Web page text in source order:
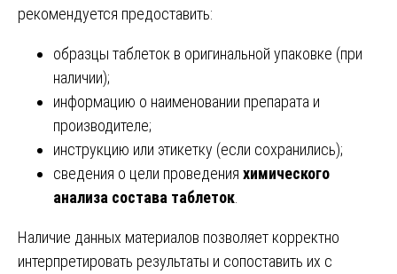
рекомендуется предоставить:
образцы таблеток в оригинальной упаковке (при
наличии);
информацию о наименовании препарата и
производителе;
инструкцию или этикетку (если сохранились);
сведения о цели проведения химического
анализа состава таблеток
Наличие данных материалов позволяет корректно
интерпретировать результаты и сопоставить их с